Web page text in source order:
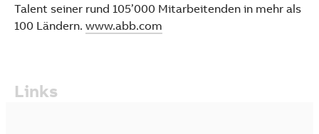
Talent seiner rund 105’000 Mitarbeitenden in mehr als
100 Ländern. www.abb.com
Links